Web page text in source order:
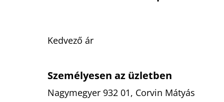
Kedvező ár
Személyesen az üzletben
Nagymegyer 932 01, Corvin Mátyás